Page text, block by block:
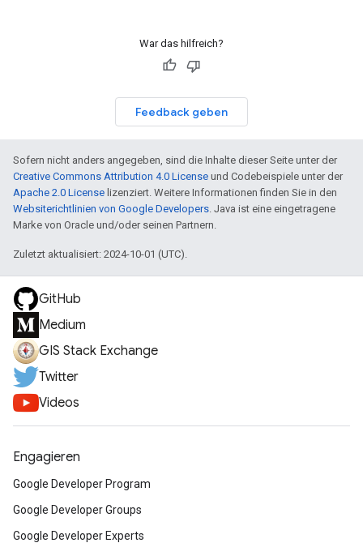
War das hilfreich?
Feedback geben
Sofern nicht anders angegeben, sind die Inhalte dieser Seite unter der
Creative Commons Attribution 4.0 License und Codebeispiele unter der
Apache 2.0 License lizenziert. Weitere Informationen finden Sie in den
Websiterichtlinien von Google Developers. Java ist eine eingetragene
Marke von Oracle und/oder seinen Partnern.
Zuletzt aktualisiert: 2024-10-01 (UTC).
GitHub
Medium
GIS Stack Exchange
Twitter
Videos
Engagieren
Google Developer Program
Google Developer Groups
Google Developer Experts